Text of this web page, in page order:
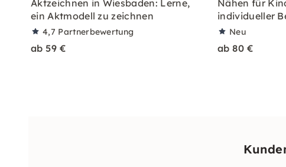
Aktzeichnen in Wiesbaden: Lerne,
ein Aktmodell zu zeichnen
4,7 Partnerbewertung
ab 59 €
Nähen für
individueller
Neu
ab 80 €